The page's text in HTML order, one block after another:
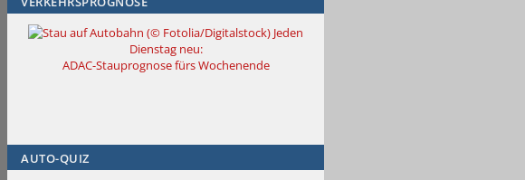
Jeden
Dienstag neu:
ADAC-Stauprognose fürs Wochenende
AUTO-QUIZ